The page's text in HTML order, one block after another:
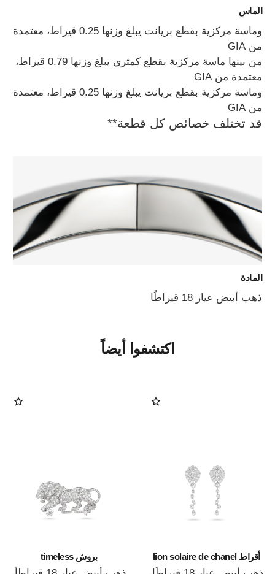
الماس
وماسة مركزية بقطع بريانت يبلغ وزنها 0.25 قيراط، معتمدة
من GIA
من بينها ماسة مركزية بقطع كمثري يبلغ وزنها 0.79 قيراط،
معتمدة من GIA
وماسة مركزية بقطع بريانت يبلغ وزنها 0.25 قيراط، معتمدة
من GIA
قد تختلف خصائص كل قطعة**
المادة
ذهب أبيض عيار 18 قيراطًا
اكتشفوا أيضاً
أقراط lion solaire de chanel بروش timeless